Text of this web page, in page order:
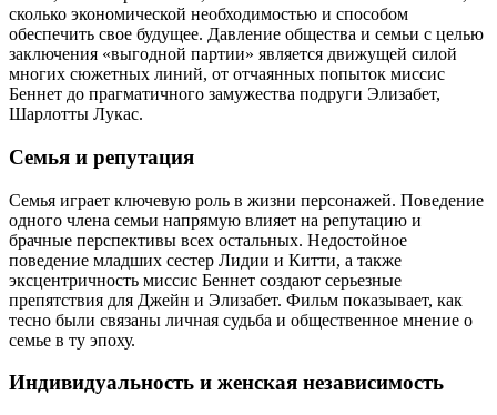
сколько экономической необходимостью и способом
обеспечить свое будущее. Давление общества и семьи с целью
заключения «выгодной партии» является движущей силой
многих сюжетных линий, от отчаянных попыток миссис
Беннет до прагматичного замужества подруги Элизабет,
Шарлотты Лукас.
Семья и репутация
Семья играет ключевую роль в жизни персонажей. Поведение
одного члена семьи напрямую влияет на репутацию и
брачные перспективы всех остальных. Недостойное
поведение младших сестер Лидии и Китти, а также
эксцентричность миссис Беннет создают серьезные
препятствия для Джейн и Элизабет. Фильм показывает, как
тесно были связаны личная судьба и общественное мнение о
семье в ту эпоху.
Индивидуальность и женская независимость